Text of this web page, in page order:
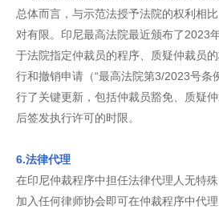
总体而言，与示范法授予法院的权利相
对有限。印尼最高法院最近颁布了2023
于法院指定仲裁员的程序、质疑仲裁员
行和撤销申请（“最高法院第3/2023号条
行了关键更新，包括仲裁员豁免、质疑
后签发执行许可的时限。
6.法律代理
在印尼仲裁程序中担任法律代理人无特
加入任何律师协会即可在仲裁程序中代